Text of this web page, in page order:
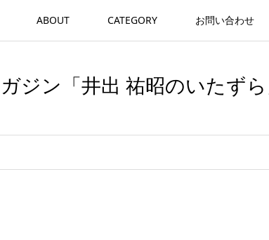
ABOUT CATEGORY お問い合わせ
ジン「井出 祐昭のいたず